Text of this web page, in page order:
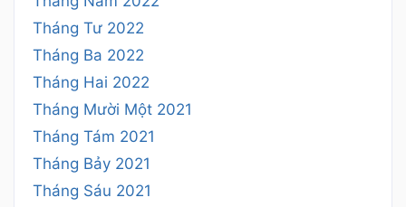
Tháng Tư 2022
Tháng Ba 2022
Tháng Hai 2022
Tháng Mười Một 2021
Tháng Tám 2021
Tháng Bảy 2021
Tháng Sáu 2021